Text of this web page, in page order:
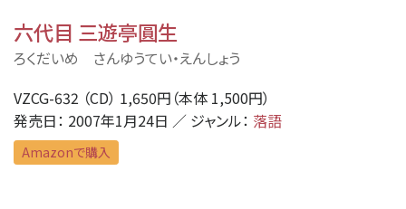
六代目 三遊亭圓生
ろくだいめ さんゆうてい・えんしょう
VZCG-632 （CD） 1,650円（本体 1,500円）
発売日： 2007年1月24日 ／ ジャンル： 落語
Amazonで購入